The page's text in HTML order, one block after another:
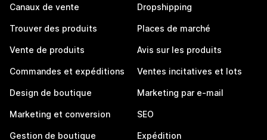
Canaux de vente
Trouver des produits
Vente de produits
Commandes et expéditions
Design de boutique
Marketing et conversion
Gestion de boutique
Dropshipping
Places de marché
Avis sur les produits
Ventes incitatives et lots
Marketing par e-mail
SEO
Expédition